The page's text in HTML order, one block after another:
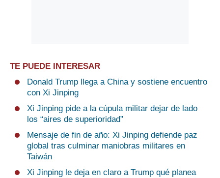
TE PUEDE INTERESAR
Donald Trump llega a China y sostiene encuentro
con Xi Jinping
Xi Jinping pide a la cúpula militar dejar de lado
los “aires de superioridad”
Mensaje de fin de año: Xi Jinping defiende paz
global tras culminar maniobras militares en
Taiwán
Xi Jinping le deja en claro a Trump qué planea